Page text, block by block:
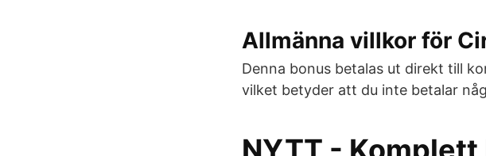
Allmänna villkor för
Denna bonus betalas ut direkt till
vilket betyder att du inte betalar